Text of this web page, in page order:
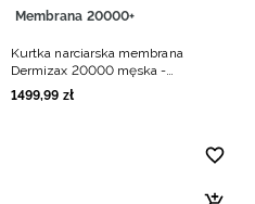
Membrana 20000+
Kurtka narciarska membrana
Dermizax 20000 męska -
granatowa
1499,99 zł